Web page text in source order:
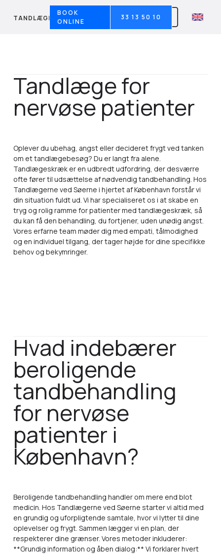
TANDLÆGERNE VED SØERNE
BOOK
ONLINE
33 13 50 10
Tandlæge for
nervøse patienter
Oplever du ubehag, angst eller decideret frygt ved tanken
om et tandlægebesøg? Du er langt fra alene.
Tandlægeskræk er en udbredt udfordring, der desværre
ofte fører til udsættelse af nødvendig tandbehandling. Hos
Tandlægerne ved Søerne i hjertet af København forstår vi
din situation fuldt ud. Vi har specialiseret os i at skabe en
tryg og rolig ramme for patienter med tandlægeskræk, så
du kan få den behandling, du fortjener, uden unødig angst.
Vores erfarne team møder dig med empati, tålmodighed
og en individuel tilgang, der tager højde for dine specifikke
behov og bekymringer.
Hvad indebærer
beroligende
tandbehandling
for nervøse
patienter i
København?
Beroligende tandbehandling handler om mere end blot
medicin. Hos Tandlægerne ved Søerne starter vi altid med
en grundig og uforpligtende samtale, hvor vi lytter til dine
oplevelser og frygt. Sammen lægger vi en plan, der
respekterer dine grænser. Vores metoder inkluderer:
**Grundig information og åben dialog:** Vi forklarer hvert